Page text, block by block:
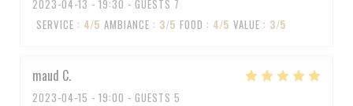
2023-04-13 - 19:30 - GUESTS 7
SERVICE : 4/5 AMBIANCE : 3/5 FOOD : 4/5 VALUE : 3/5
maud C
2023-04-15 - 19:00 - GUESTS 5